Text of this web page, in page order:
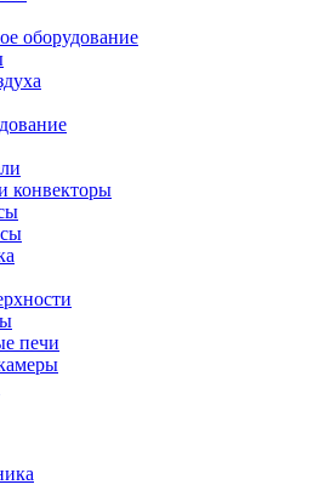
оборудование
конвекторы
печи